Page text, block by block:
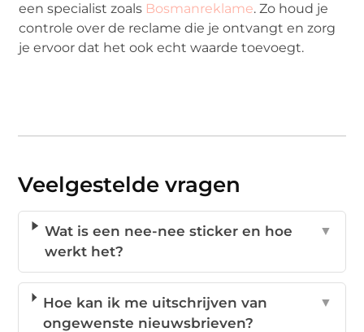
een specialist zoals Bosmanreklame. Zo houd je
controle over de reclame die je ontvangt en zorg
je ervoor dat het ook echt waarde toevoegt.
Veelgestelde vragen
Wat is een nee-nee sticker en hoe
werkt het?
▼
Hoe kan ik me uitschrijven van
ongewenste nieuwsbrieven?
▼